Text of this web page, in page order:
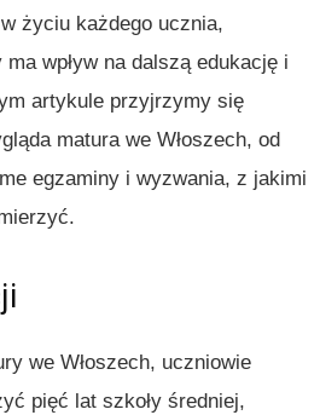
życiu każdego ucznia,
wpływ na dalszą edukację i
artykule przyjrzymy się
matura we Włoszech, od
egzaminy i wyzwania, z jakimi
we Włoszech, uczniowie
pięć lat szkoły średniej,